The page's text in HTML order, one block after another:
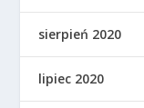
sierpień 2020
lipiec 2020